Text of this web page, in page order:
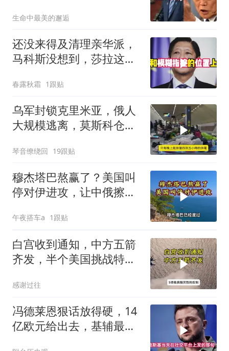
生命中最美的邂逅
还没来得及清理亲华派，
马科斯没想到，莎拉这次
春露秋霜 1跟贴
乌军封锁克里米亚，俄人
大规模逃离，莫斯科仓库
琴音缭绕回 19跟贴
穆杰塔巴熬赢了？美国叫
停对伊进攻，让中俄擦了
午夜搭车a 1跟贴
白宫收到通知，中方五箭
齐发，半个美国挑战特朗
感谢过往
冯德莱恩狠话放得硬，14
亿欧元给出去，基辅最缺